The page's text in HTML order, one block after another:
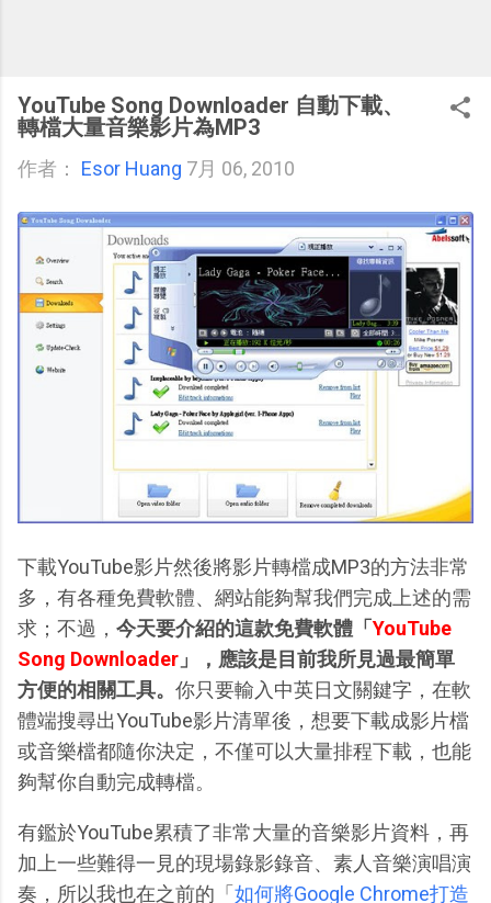
YouTube Song Downloader 自動下載、
轉檔大量音樂影片為MP3
作者： Esor Huang 7月 06, 2010
下載YouTube影片然後將影片轉檔成MP3的方法非常
多，有各種免費軟體、網站能夠幫我們完成上述的需
求；不過， 今天要介紹的這款免費軟體「YouTube
Song Downloader 」，應該是目前我所見過最簡單
方便的相關工具。 你只要輸入中英日文關鍵字，在軟
體端搜尋出YouTube影片清單後，想要下載成影片檔
或音樂檔都隨你決定，不僅可以大量排程下載，也能
夠幫你自動完成轉檔。
有鑑於YouTube累積了非常大量的音樂影片資料，再
加上一些難得一見的現場錄影錄音、素人音樂演唱演
奏，所以我也在之前的「如何將Google Chrome打造